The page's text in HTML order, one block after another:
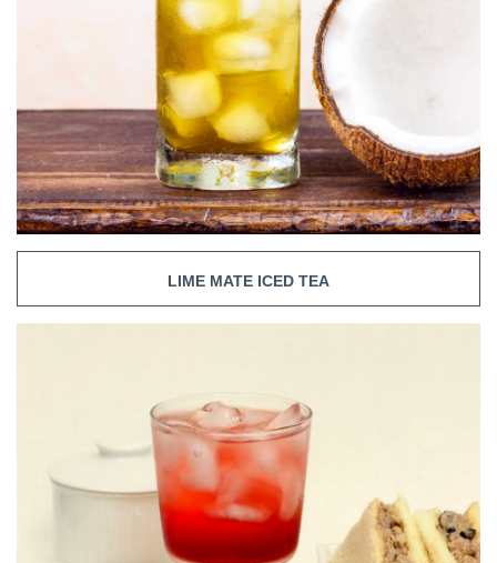
LIME MATE ICED TEA